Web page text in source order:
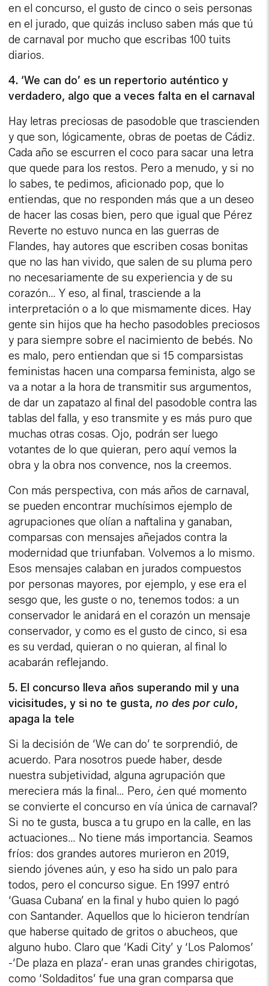
en el concurso, el gusto de cinco o seis personas
en el jurado, que quizás incluso saben más que tú
de carnaval por mucho que escribas 100 tuits
diarios.
4. ‘We can do’ es un repertorio auténtico y
verdadero, algo que a veces falta en el carnaval
Hay letras preciosas de pasodoble que trascienden
y que son, lógicamente, obras de poetas de Cádiz.
Cada año se escurren el coco para sacar una letra
que quede para los restos. Pero a menudo, y si no
lo sabes, te pedimos, aficionado pop, que lo
entiendas, que no responden más que a un deseo
de hacer las cosas bien, pero que igual que Pérez
Reverte no estuvo nunca en las guerras de
Flandes, hay autores que escriben cosas bonitas
que no las han vivido, que salen de su pluma pero
no necesariamente de su experiencia y de su
corazón… Y eso, al final, trasciende a la
interpretación o a lo que mismamente dices. Hay
gente sin hijos que ha hecho pasodobles preciosos
y para siempre sobre el nacimiento de bebés. No
es malo, pero entiendan que si 15 comparsistas
feministas hacen una comparsa feminista, algo se
va a notar a la hora de transmitir sus argumentos,
de dar un zapatazo al final del pasodoble contra las
tablas del falla, y eso transmite y es más puro que
muchas otras cosas. Ojo, podrán ser luego
votantes de lo que quieran, pero aquí vemos la
obra y la obra nos convence, nos la creemos.
Con más perspectiva, con más años de carnaval,
se pueden encontrar muchísimos ejemplo de
agrupaciones que olían a naftalina y ganaban,
comparsas con mensajes añejados contra la
modernidad que triunfaban. Volvemos a lo mismo.
Esos mensajes calaban en jurados compuestos
por personas mayores, por ejemplo, y ese era el
sesgo que, les guste o no, tenemos todos: a un
conservador le anidará en el corazón un mensaje
conservador, y como es el gusto de cinco, si esa
es su verdad, quieran o no quieran, al final lo
acabarán reflejando.
5. El concurso lleva años superando mil y una
vicisitudes, y si no te gusta,no des por culo,
apaga la tele
Si la decisión de ‘We can do’ te sorprendió, de
acuerdo. Para nosotros puede haber, desde
nuestra subjetividad, alguna agrupación que
mereciera más la final… Pero, ¿en qué momento
se convierte el concurso en vía única de carnaval?
Si no te gusta, busca a tu grupo en la calle, en las
actuaciones… No tiene más importancia. Seamos
fríos: dos grandes autores murieron en 2019,
siendo jóvenes aún, y eso ha sido un palo para
todos, pero el concurso sigue. En 1997 entró
‘Guasa Cubana’ en la final y hubo quien lo pagó
con Santander. Aquellos que lo hicieron tendrían
que haberse quitado de gritos o abucheos, que
alguno hubo. Claro que ‘Kadi City’ y ‘Los Palomos’
-‘De plaza en plaza’- eran unas grandes chirigotas,
como ‘Soldaditos’ fue una gran comparsa que